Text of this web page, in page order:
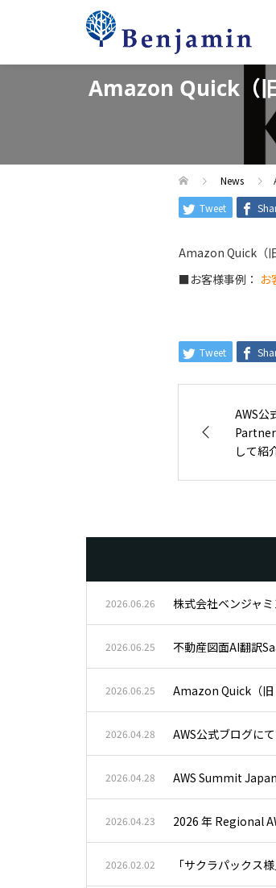
Amazon Quick（
News
Tweet
Amazon Quick（
■お客様事例： お
Tweet
AWS
して紹
2026.06.26 株式会社ベンジャ
2026.06.25 不動産図面AI翻訳
2026.06.25 Amazon Quick（旧
2026.04.28 AWS公式ブログに
2026.04.28 AWS Summit
2026.04.23 2026 年 Regional
2026.02.02 「サクラパックス